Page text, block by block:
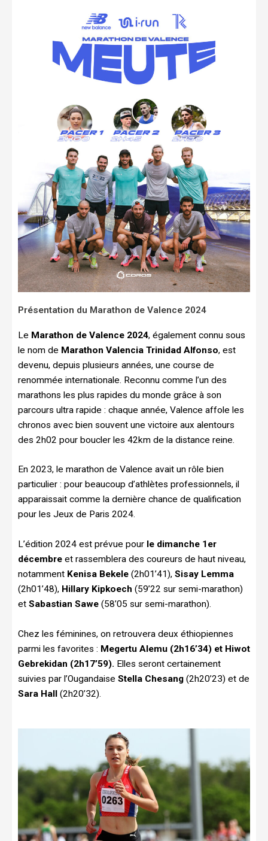
Présentation du Marathon de Valence 2024
Le Marathon de Valence 2024, également connu sous
le nom de Marathon Valencia Trinidad Alfonso, est
devenu, depuis plusieurs années, une course de
renommée internationale. Reconnu comme l’un des
marathons les plus rapides du monde grâce à son
parcours ultra rapide : chaque année, Valence affole les
chronos avec bien souvent une victoire aux alentours
des 2h02 pour boucler les 42km de la distance reine.
En 2023, le marathon de Valence avait un rôle bien
particulier : pour beaucoup d’athlètes professionnels, il
apparaissait comme la dernière chance de qualification
pour les Jeux de Paris 2024.
L’édition 2024 est prévue pour le dimanche 1er
décembre et rassemblera des coureurs de haut niveau,
notamment Kenisa Bekele (2h01’41), Sisay Lemma
(2h01’48), Hillary Kipkoech (59’22 sur semi-marathon)
et Sabastian Sawe (58’05 sur semi-marathon).
Chez les féminines, on retrouvera deux éthiopiennes
parmi les favorites : Megertu Alemu (2h16’34) et Hiwot
Gebrekidan (2h17’59). Elles seront certainement
suivies par l’Ougandaise Stella Chesang (2h20’23) et de
Sara Hall
(2h20’32).